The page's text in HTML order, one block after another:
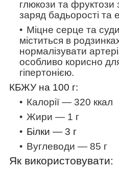
глюкози та фруктози
заряд бадьорості та
Міцне серце та
міститься в
нормалізувати
особливо корисно
гіпертонією.
КБЖУ на 100 г:
Калорії — 320 ккал
Жири — 1 г
Білки — 3 г
Вуглеводи — 85 г
Як використовувати: